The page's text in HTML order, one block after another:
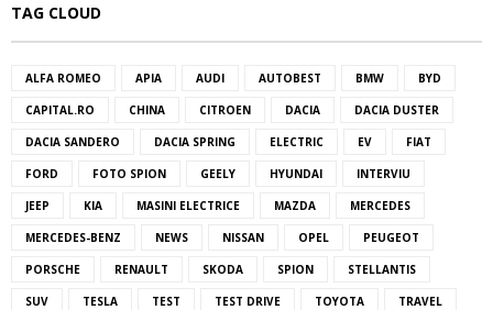
TAG CLOUD
ALFA ROMEO APIA AUDI AUTOBEST BMW BYD
CAPITAL.RO CHINA CITROEN DACIA DACIA DUSTER
DACIA SANDERO DACIA SPRING ELECTRIC EV FIAT
FORD FOTO SPION GEELY HYUNDAI INTERVIU
JEEP KIA MASINI ELECTRICE MAZDA MERCEDES
MERCEDES-BENZ NEWS NISSAN OPEL PEUGEOT
PORSCHE RENAULT SKODA SPION STELLANTIS
SUV TESLA TEST TEST DRIVE TOYOTA TRAVEL